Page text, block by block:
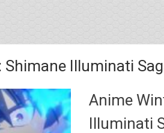
Shimane Illuminati
Anime
Illuminati